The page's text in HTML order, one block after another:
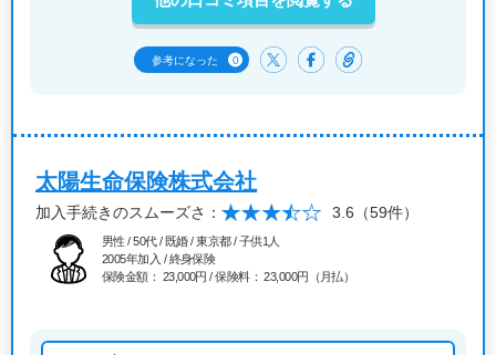
参考になった 0
太陽生命保険株式会社
加入手続きのスムーズさ： 3.6 （59件）
男性 / 50代 / 既婚 / 東京都 / 子供1人
2005年加入 / 終身保険
保険金額： 23,000円 / 保険料： 23,000円（月払）